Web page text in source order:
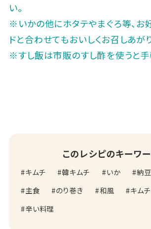
い。
※いかの他にホタテやまぐろ等、お
ドと合わせてもおいしくお召しあが
※すし飯は市販のすし酢を使うと手
このレシピのキーワ
キムチ 韓キムチ いか 納豆
主食
のり巻き 和風
キム
辛い料理